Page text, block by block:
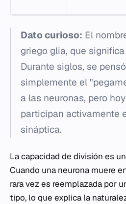
Dato curioso: El
griego glia, que
Durante siglos, se
simplemente el
a las neuronas, pero
participan activamente
sináptica.
La capacidad de división es
Cuando una neurona muere
rara vez es reemplazada por
tipo, lo que explica la